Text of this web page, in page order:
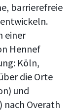
barrierefreie
einer
Hennef
Köln,
die Orte
und
Overath